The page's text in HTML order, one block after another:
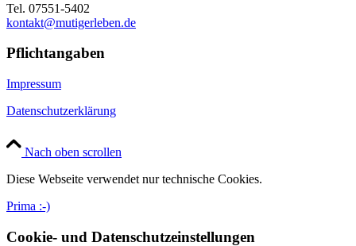
Tel. 07551-5402
kontakt@mutigerleben.de
Pflichtangaben
Impressum
Datenschutzerklärung
Nach oben scrollen
Diese Webseite verwendet nur technische Cookies.
Prima :-)
Cookie- und Datenschutzeinstellungen